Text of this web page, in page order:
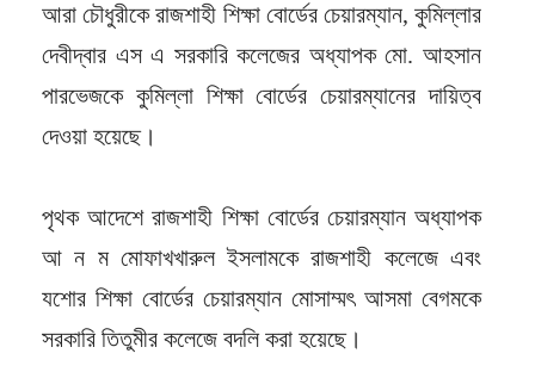
আরা চৌধুরীকে রাজশাহী শিক্ষা বোর্ডের চেয়ারম্যান, কুমিল্লার
দেবীদ্বার এস এ সরকারি কলেজের অধ্যাপক মো. আহসান
পারভেজকে কুমিল্লা শিক্ষা বোর্ডের চেয়ারম্যানের দায়িত্ব
দেওয়া হয়েছে।
পৃথক আদেশে রাজশাহী শিক্ষা বোর্ডের চেয়ারম্যান অধ্যাপক
আ ন ম মোফাখখারুল ইসলামকে রাজশাহী কলেজে এবং
যশোর শিক্ষা বোর্ডের চেয়ারম্যান মোসাম্মৎ আসমা বেগমকে
সরকারি তিতুমীর কলেজে বদলি করা হয়েছে।